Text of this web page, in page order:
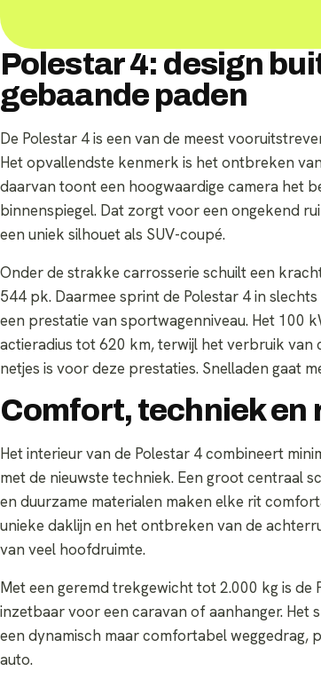
Polestar 4: design
gebaande paden
De Polestar 4 is een van de meest
Het opvallendste kenmerk is het ontbreken
daarvan toont een hoogwaardige camera het
binnenspiegel. Dat zorgt voor een ongekend
een uniek silhouet als SUV-coupé.
Onder de strakke carrosserie schuilt een
544 pk. Daarmee sprint de Polestar 4 in
een prestatie van sportwagenniveau. Het 100
actieradius tot 620 km, terwijl het verbruik van
netjes is voor deze prestaties. Snelladen gaat
Comfort, techniek en
Het interieur van de Polestar 4 combineert
met de nieuwste techniek. Een groot centraal
en duurzame materialen maken elke rit
unieke daklijn en het ontbreken van de
van veel hoofdruimte.
Met een geremd trekgewicht tot 2.000 kg is de
inzetbaar voor een caravan of aanhanger.
een dynamisch maar comfortabel weggedrag,
auto.